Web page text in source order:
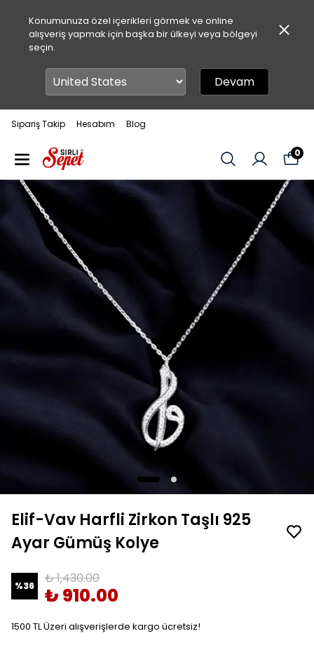
Konumunuza özel içerikleri görmek ve online
alışveriş yapmak için başka bir ülkeyi veya bölgeyi
seçin.
Devam
Sipariş Takip Hesabım Blog
0
Elif-Vav Harfli Zirkon Taşlı 925
Ayar Gümüş Kolye
%36 ₺ 1,430.00
₺ 910.00
1500 TL Üzeri alışverişlerde kargo ücretsiz!